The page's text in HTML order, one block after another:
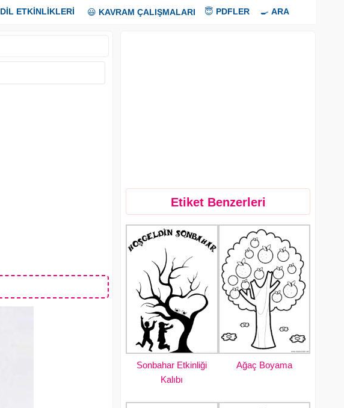
DİL ETKİNLİKLERİ 😃 KAVRAM ÇALIŞMALARI 😇 PDFLER 🍳 ARA
Etiket Benzerleri
Sonbahar Etkinliği
Kalıbı
Ağaç Boyama